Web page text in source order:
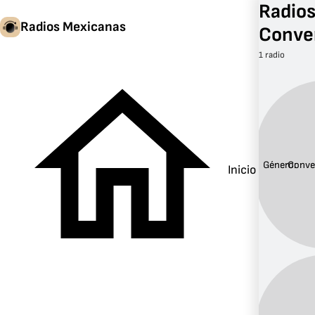
Radios Mexicanas
Inicio
1 radio
Género: